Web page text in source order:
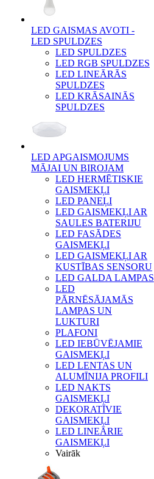
LED GAISMAS AVOTI -
LED SPULDZES
LED SPULDZES
LED RGB SPULDZES
LED LINEĀRĀS
SPULDZES
LED KRĀSAINĀS
SPULDZES
LED APGAISMOJUMS
MĀJAI UN BIROJAM
LED HERMĒTISKIE
GAISMEKĻI
LED PANEĻI
LED GAISMEKĻI AR
SAULES BATERIJU
LED FASĀDES
GAISMEKĻI
LED GAISMEKĻI AR
KUSTĪBAS SENSORU
LED GALDA LAMPAS
LED
PĀRNĒSĀJAMĀS
LAMPAS UN
LUKTURI
PLAFONI
LED IEBŪVĒJAMIE
GAISMEKĻI
LED LENTAS UN
ALUMĪNIJA PROFILI
LED NAKTS
GAISMEKĻI
DEKORATĪVIE
GAISMEKĻI
LED LINEĀRIE
GAISMEKĻI
Vairāk